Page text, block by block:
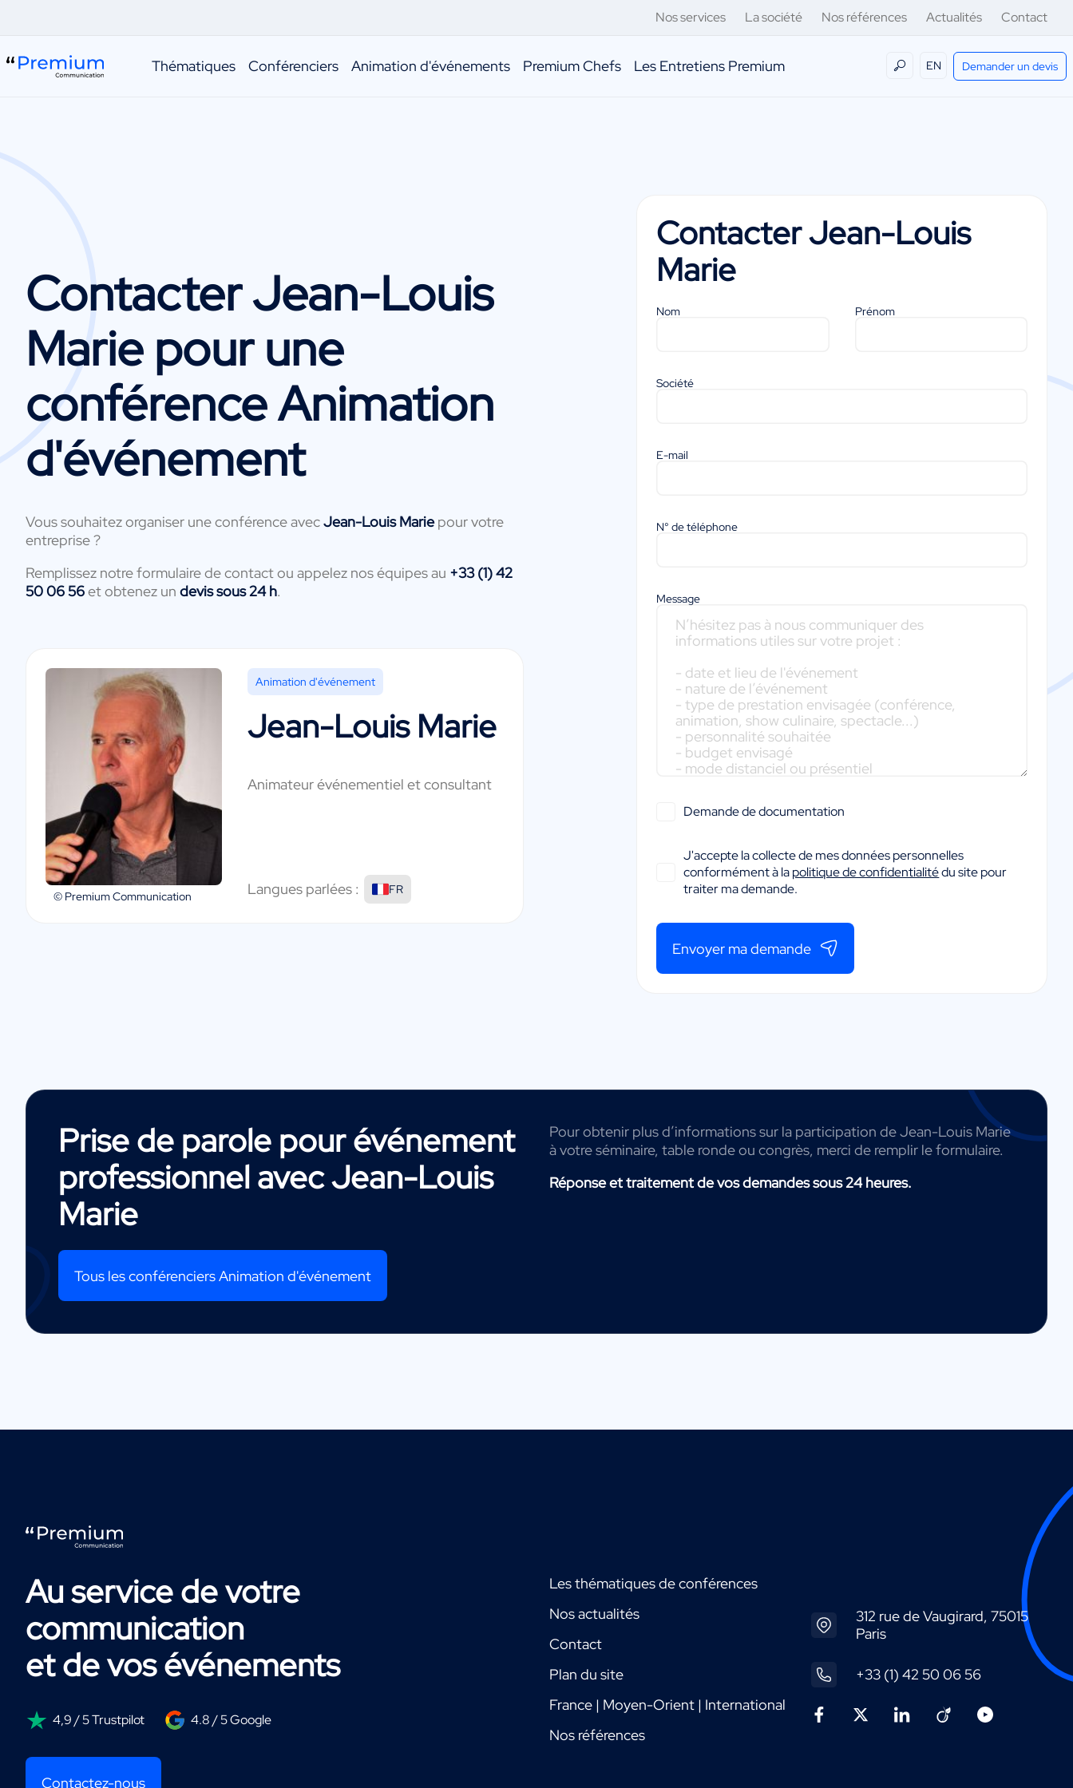
Nos services La société Nos références Actualités Contact
Thématiques Conférenciers Animation d'événements Premium Chefs Les Entretiens Premium EN Demander un devis
ContacterJean-Louis
Marie pour une
conférence Animation
d'événement
Vous souhaitez organiser une conférence avecJean-Louis Mariepour votre
entreprise ?
Remplissez notre formulaire de contact ou appelez nos équipes au +33 (1) 42
50 06 56et obtenez un devis sous 24 h.
© Premium Communication
Animation d'événement
Jean-Louis Marie
Animateur événementiel et consultant
Langues parlées : FR
ContacterJean-Louis
Marie
Nom Prénom
Société
E-mail
N° de téléphone
Message
Demande de documentation
J'accepte la collecte de mes données personnelles
conformément à lapolitique de confidentialitédu site pour
traiter ma demande.
Envoyer ma demande
Prise de parole pour événement
professionnel avecJean-Louis
Marie
Tous les conférenciers Animation d'événement
Pour obtenir plus d’informations sur la participation de Jean-Louis Marie
à votre séminaire, table ronde ou congrès, merci de remplir le formulaire.
Réponse et traitement de vos demandes sous 24 heures.
Au service de votre
communication
et de vos événements
4,9 / 5 Trustpilot 4.8 / 5 Google
Contactez-nous
Les thématiques de conférences
Nos actualités
Contact
Plan du site
France | Moyen-Orient | International
Nos références
312 rue de Vaugirard, 75015
Paris
+33 (1) 42 50 06 56